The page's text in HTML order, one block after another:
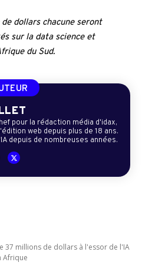
dollars chacune seront
sur la data science et
du Sud.
pour la rédaction média d'idax,
web depuis plus de 18 ans.
depuis de nombreuses années.
37 millions de dollars à l'essor de l'IA
Afrique